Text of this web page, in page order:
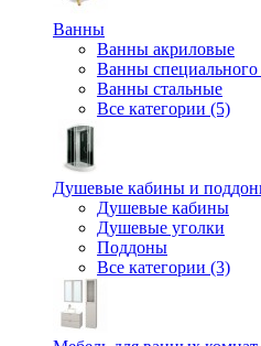
Ванны
Ванны акриловые
Ванны специального
Ванны стальные
Все категории (5)
Душевые кабины и
Душевые кабины
Душевые уголки
Поддоны
Все категории (3)